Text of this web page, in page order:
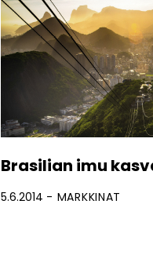
Brasilian imu
5.6.2014 MARKKINAT